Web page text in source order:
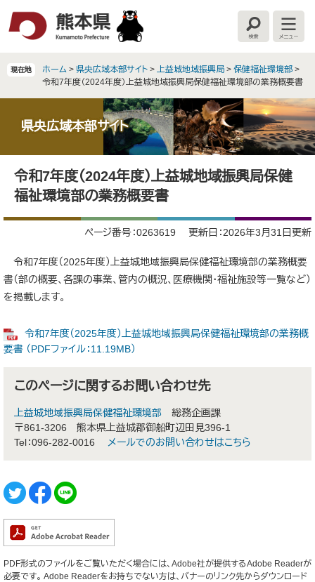
文
検
索
ニ
ー
現在地 ホーム > 県央広域本部サイト > 上益城地域振興局 > 保健福祉環境部 >
令和7年度（2024年度）上益城地域振興局保健福祉環境部の業務概要書
県央広域本部サイト
令和7年度（2024年度）上益城地域振興局保健
福祉環境部の業務概要書
ページ番号：0263619 更新日：2026年3月31日更新
令和7年度（2025年度）上益城地域振興局保健福祉環境部の業務概要
書（部の概要、各課の事業、管内の概況、医療機関・福祉施設等一覧など）
を掲載します。
令和7年度（2025年度）上益城地域振興局保健福祉環境部の業務概
要書 （PDFファイル：11.19MB）
このページに関するお問い合わせ先
上益城地域振興局保健福祉環境部
総務企画課
〒861-3206
熊本県上益城郡御船町辺田見396-1
Tel：096-282-0016
メールでのお問い合わせはこちら
PDF形式のファイルをご覧いただく場合には、Adobe社が提供するAdobe Readerが
必要です。 Adobe Readerをお持ちでない方は、バナーのリンク先からダウンロード